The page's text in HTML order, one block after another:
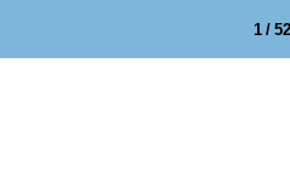
1 / 52